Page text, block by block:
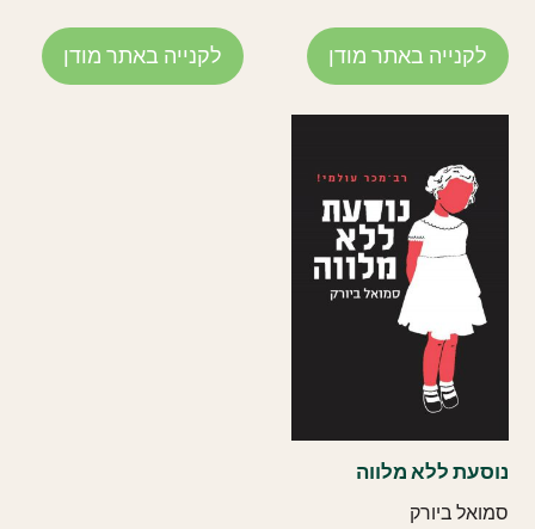
לקנייה באתר מודן לקנייה באתר מודן
נוסעת ללא מלווה
סמואל ביורק